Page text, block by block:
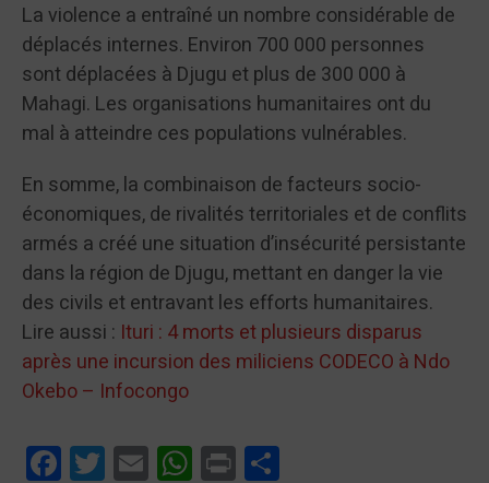
La violence a entraîné un nombre considérable de
déplacés internes. Environ 700 000 personnes
sont déplacées à Djugu et plus de 300 000 à
Mahagi. Les organisations humanitaires ont du
mal à atteindre ces populations vulnérables.
En somme, la combinaison de facteurs socio-
économiques, de rivalités territoriales et de conflits
armés a créé une situation d’insécurité persistante
dans la région de Djugu, mettant en danger la vie
des civils et entravant les efforts humanitaires.
Lire aussi : Ituri : 4 morts et plusieurs disparus
après une incursion des miliciens CODECO à Ndo
Okebo – Infocongo
FacebookTwitterEmail WhatsApp
Print